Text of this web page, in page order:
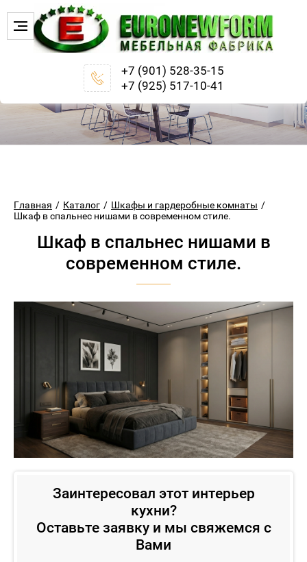
+7 (901) 528-35-15
+7 (925) 517-10-41
Главная / Каталог / Шкафы и гардеробные комнаты /
Шкаф в спальнес нишами в современном стиле.
Шкаф в спальнес нишами в
современном стиле.
Заинтересовал этот интерьер
кухни?
Оставьте заявку и мы свяжемся с
Вами